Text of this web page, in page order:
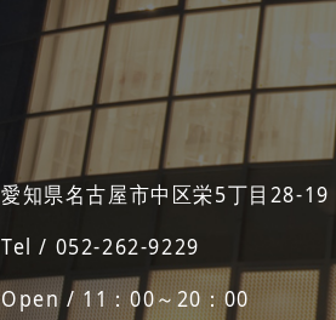
愛知県名古屋市中区栄5丁目28-
Tel / 052-262-9229
Open / 11：00～20：00